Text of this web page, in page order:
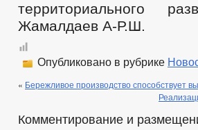
территориального
Жамалдаев А-Р.Ш.
Опубликовано в рубрике
« Бережливое производство способствует
Комментирование и